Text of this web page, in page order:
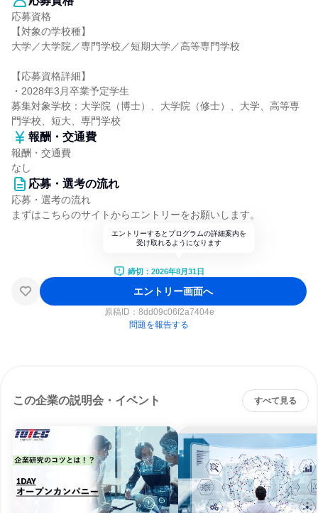
応募資格
【対象の学校種】
大学／大学院／専門学校／短期大学／高等専門学校
【応募資格詳細】
・2028年3月卒業予定学生
募集対象学校：大学院（博士）、大学院（修士）、大学、高等専
門学校、短大、専門学校
報酬・交通費
報酬・交通費
なし
応募・選考の流れ
応募・選考の流れ
まずはこちらのサイトからエントリーをお願いします。
エントリーするとプログラムの詳細案内を
受け取れるようになります
締切：2026年8月31日
エントリー画面へ
原稿ID： 8dd09c06f2a7404e
問題を報告する
この企業の説明会・イベント すべて見る